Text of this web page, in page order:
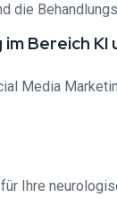
die
Bereich KI
Media
Ihre